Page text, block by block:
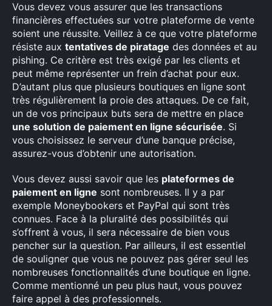
Vous devez vous assurer que les transactions
financières effectuées sur votre plateforme de vente
soient une réussite. Veillez à ce que votre plateforme
résiste aux tentatives de piratage des données et au
pishing. Ce critère est très exigé par les clients et
peut même représenter un frein d’achat pour eux.
D’autant plus que plusieurs boutiques en ligne sont
très régulièrement la proie des attaques. De ce fait,
un de vos principaux buts sera de mettre en place
une solution de paiement en ligne sécurisée. Si
vous choisissez le serveur d’une banque précise,
assurez-vous d’obtenir une autorisation.
Vous devez aussi savoir que les plateformes de
paiement en ligne sont nombreuses. Il y a par
exemple Moneybookers et PayPal qui sont très
connues. Face à la pluralité des possibilités qui
s’offrent à vous, il sera nécessaire de bien vous
pencher sur la question. Par ailleurs, il est essentiel
de souligner que vous ne pouvez pas gérer seul les
nombreuses fonctionnalités d’une boutique en ligne.
Comme mentionné un peu plus haut, vous pouvez
faire appel à des professionnels.